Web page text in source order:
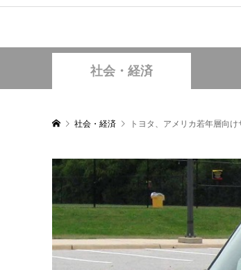
社会・経済
社会・経済 トヨタ、アメリカ若年層向